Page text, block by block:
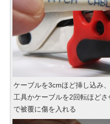
ケーブルを3cmほど挿し込み
工具かケーブルを2回転ほど
で被覆に傷を入れる